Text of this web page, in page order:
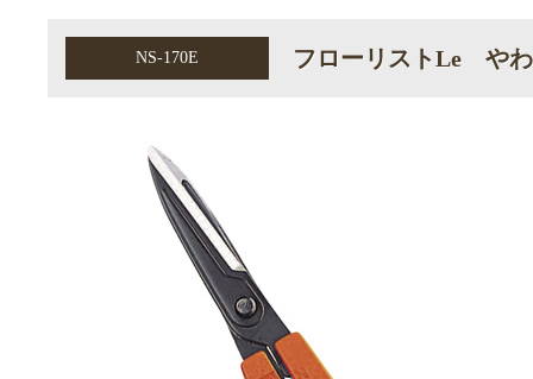
NS-170E フローリストLe や